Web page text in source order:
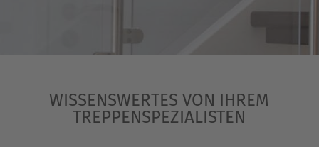
WISSENSWERTES VON IHREM
TREPPENSPEZIALISTEN